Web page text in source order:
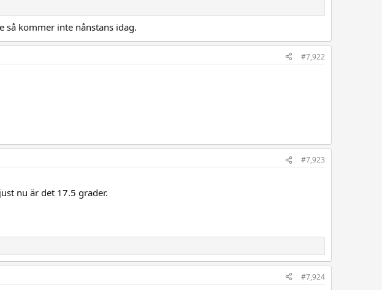
så kommer inte nånstans idag.
#7,922
#7,923
nu är det 17.5 grader.
#7,924